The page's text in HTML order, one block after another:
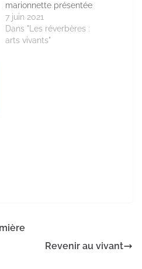
marionnette présentée
au Théâtre des
Marionnettes de
Genève, du 4 au 6 juin.
7 juin 2021
Dans "Les réverbères :
arts vivants"
Revenir au vivant